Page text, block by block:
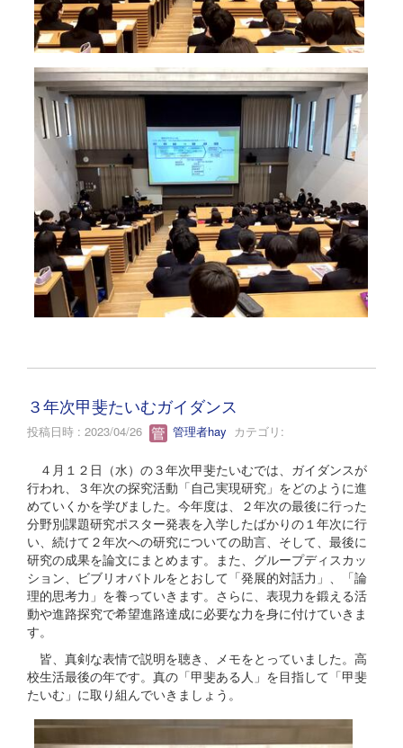
３年次甲斐たいむガイダンス
投稿日時 : 2023/04/26 管理者hay カテゴリ:
４月１２日（水）の３年次甲斐たいむでは、ガイダンスが
行われ、３年次の探究活動「自己実現研究」をどのように進
めていくかを学びました。今年度は、２年次の最後に行った
分野別課題研究ポスター発表を入学したばかりの１年次に行
い、続けて２年次への研究についての助言、そして、最後に
研究の成果を論文にまとめます。また、グループディスカッ
ション、ビブリオバトルをとおして「発展的対話力」、「論
理的思考力」を養っていきます。さらに、表現力を鍛える活
動や進路探究で希望進路達成に必要な力を身に付けていきま
す。
皆、真剣な表情で説明を聴き、メモをとっていました。高
校生活最後の年です。真の「甲斐ある人」を目指して「甲斐
たいむ」に取り組んでいきましょう。